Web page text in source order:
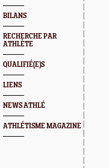
BILANS
RECHERCHE PAR
ATHLÈTE
QUALIFIÉ(E)S
LIENS
NEWS ATHLÉ
ATHLÉTISME MAGAZINE